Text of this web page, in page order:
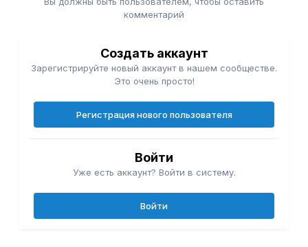
комментарий
Создать аккаунт
Зарегистрируйте новый аккаунт в нашем сообществе.
Это очень просто!
Регистрация нового пользователя
Войти
Уже есть аккаунт? Войти в систему.
Войти